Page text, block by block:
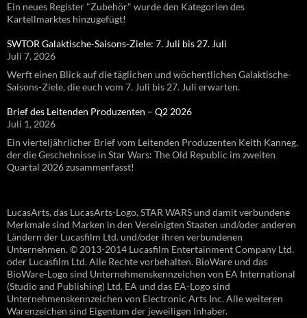
Ein neues Register "Zubehör" wurde den Kategorien des
Kartellmarktes hinzugefügt!
SWTOR Galaktische-Saisons-Ziele: 7. Juli bis 27. Juli
Juli 7, 2026
Werft einen Blick auf die täglichen und wöchentlichen Galaktische-
Saisons-Ziele, die euch vom 7. Juli bis 27. Juli erwarten.
Brief des Leitenden Produzenten – Q2 2026
Juli 1, 2026
Ein vierteljährlicher Brief vom Leitenden Produzenten Keith Kanneg,
der die Geschehnisse in Star Wars: The Old Republic im zweiten
Quartal 2026 zusammenfasst!
LucasArts, das LucasArts-Logo, STAR WARS und damit verbundene
Merkmale sind Marken in den Vereinigten Staaten und/oder anderen
Ländern der Lucasfilm Ltd. und/oder ihren verbundenen
Unternehmen. © 2013-2014 Lucasfilm Entertainment Company Ltd.
oder Lucasfilm Ltd. Alle Rechte vorbehalten. BioWare und das
BioWare-Logo sind Unternehmenskennzeichen von EA International
(Studio and Publishing) Ltd. EA und das EA-Logo sind
Unternehmenskennzeichen von Electronic Arts Inc. Alle weiteren
Warenzeichen sind Eigentum der jeweiligen Inhaber.